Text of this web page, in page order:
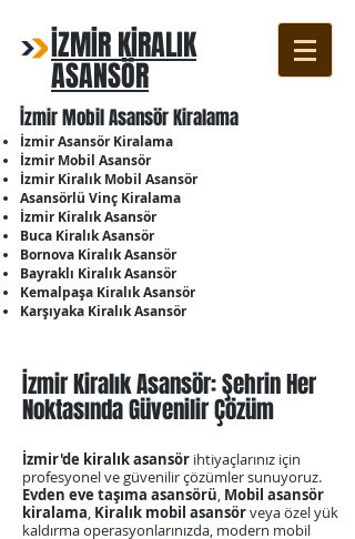
İZMİR KİRALIK
ASANSÖR
İzmir Mobil Asansör Kiralama
İzmir Asansör Kiralama
İzmir Mobil Asansör
İzmir Kiralık Mobil Asansör
Asansörlü Vinç Kiralama
İzmir Kiralık Asansör
Buca Kiralık Asansör
Bornova Kiralık Asansör
Bayraklı Kiralık Asansör
Kemalpaşa Kiralık Asansör
Karşıyaka Kiralık Asansör
İzmir Kiralık Asansör: Şehrin Her
Noktasında Güvenilir Çözüm
İzmir'de kiralık asansör ihtiyaçlarınız için
profesyonel ve güvenilir çözümler sunuyoruz.
Evden eve taşıma asansörü, Mobil asansör
kiralama, Kiralık mobil asansörveya özel yük
kaldırma operasyonlarınızda, modern mobil